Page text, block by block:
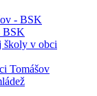
- BSK
BSK
školy v obci
Tomášov